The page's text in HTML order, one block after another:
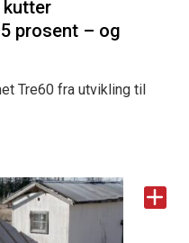
kutter
prosent – og
Tre60 fra utvikling til